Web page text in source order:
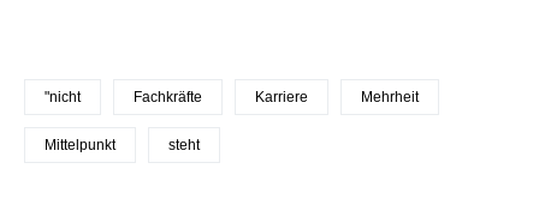
"nicht Fachkräfte Karriere Mehrheit
Mittelpunkt steht